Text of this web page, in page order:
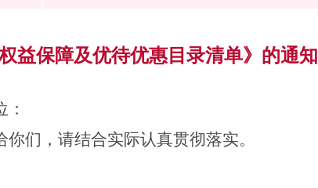
益保障及优待优惠目录清单》的通知
你们， 请结合实际认真贯彻落实。